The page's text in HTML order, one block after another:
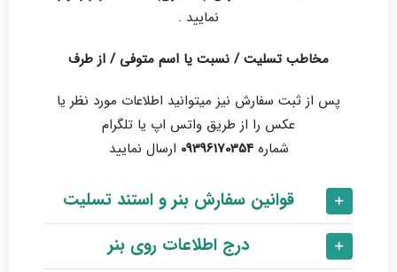
نمایید .
مخاطب تسلیت / نسبت یا اسم متوفی / از طرف
پس از ثبت سفارش نیز میتوانید اطلاعات مورد نظر یا
عکس را از طریق واتس اپ یا تلگرام
شماره09396170354 ارسال نمایید
قوانین سفارش بنر و استند تسلیت
درج اطلاعات روی بنر